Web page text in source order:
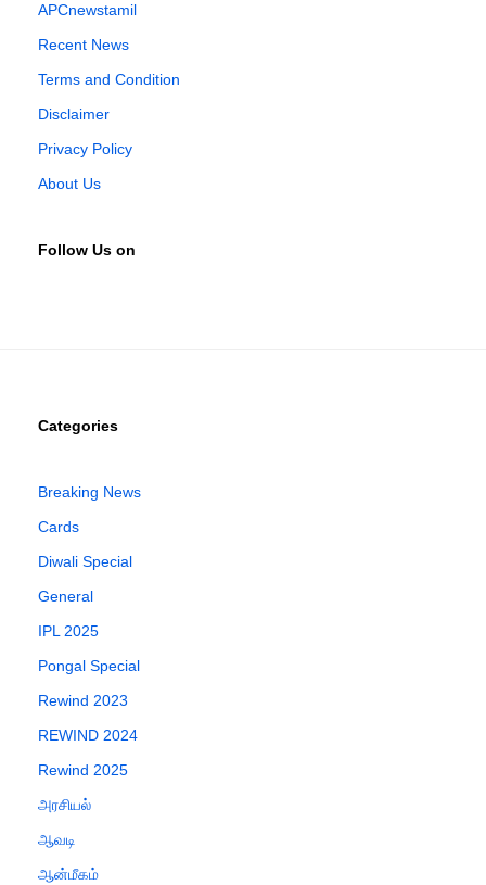
APCnewstamil
Recent News
Terms and Condition
Disclaimer
Privacy Policy
About Us
Follow Us on
Categories
Breaking News
Cards
Diwali Special
General
IPL 2025
Pongal Special
Rewind 2023
REWIND 2024
Rewind 2025
அரசியல்
ஆவடி
ஆன்மீகம்